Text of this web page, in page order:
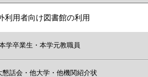
利用者向け図書館の利用
学卒業生・本学元教職員
懇話会・他大学・他機関紹介状